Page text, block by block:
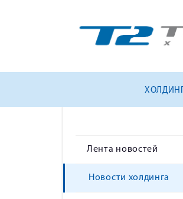
ХОЛДИНГ
Лента новостей
Новости холдинга